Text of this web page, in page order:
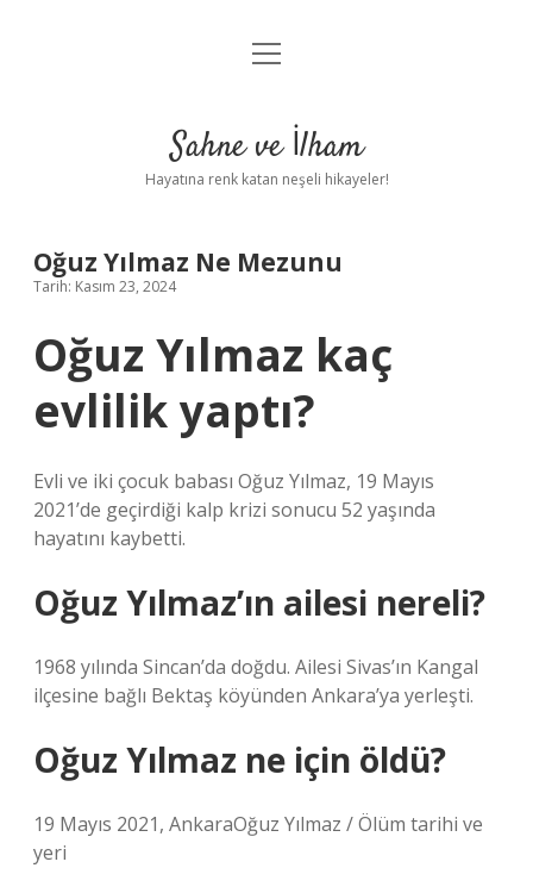
Anasayfa
Yasal Uyarı
menüyü
Sahne ve İlham
Hayatına renk katan neşeli hikayeler!
Oğuz Yılmaz Ne Mezunu
Tarih: Kasım 23, 2024
Oğuz Yılmaz kaç
evlilik yaptı?
Evli ve iki çocuk babası Oğuz Yılmaz, 19 Mayıs
2021’de geçirdiği kalp krizi sonucu 52 yaşında
hayatını kaybetti.
Oğuz Yılmaz’ın ailesi nereli?
1968 yılında Sincan’da doğdu. Ailesi Sivas’ın Kangal
ilçesine bağlı Bektaş köyünden Ankara’ya yerleşti.
Oğuz Yılmaz ne için öldü?
19 Mayıs 2021, AnkaraOğuz Yılmaz / Ölüm tarihi ve
yeri